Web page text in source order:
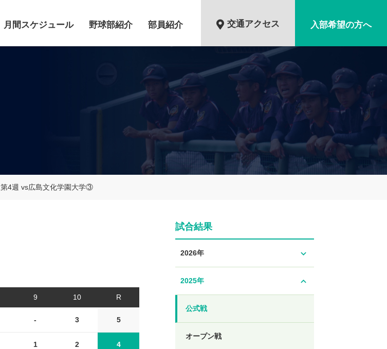
月間スケジュール 野球部紹介 部員紹介 交通アクセス 入部希望の方へ
第4週 vs広島文化学園大学③
9 10 R
- 3 5
1 2 4
試合結果
2026年 expand_more
2025年 expand_less
公式戦
オープン戦